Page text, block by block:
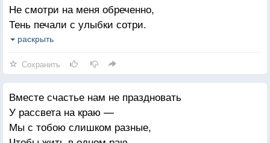
Не смотри на меня обреченно,
Тень печали с улыбки сотри.
Полу-яростно-полу-влюбленно
Я не верю в твои обещания —
Мое сердце привыкло ко лжи.
Уходи, уходи! На прощанье
От себя меня отворожи.
раскрыть
Сохранить
Вместе счастье нам не праздновать
У рассвета на краю —
Мы с тобою слишком разные,